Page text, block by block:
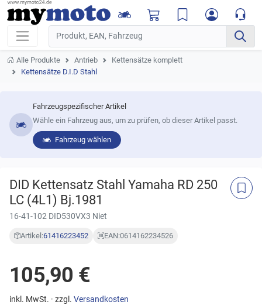
Alle Produkte Antrieb
Kettensätze komplett
Kettensätze D.I.D Stahl
Fahrzeugspezifischer Artikel
Wähle ein Fahrzeug aus, um zu prüfen, ob dieser Artikel passt.
Fahrzeug wählen
DID Kettensatz Stahl Yamaha RD 250
LC (4L1) Bj.1981
16-41-102 DID530VX3 Niet
Artikel:61416223452 EAN:0614162234526
105,90 €
inkl. MwSt. · zzgl. Versandkosten